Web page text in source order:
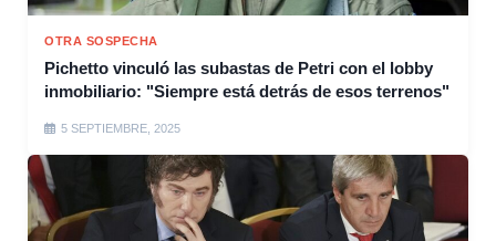
OTRA SOSPECHA
Pichetto vinculó las subastas de Petri con el lobby
inmobiliario: "Siempre está detrás de esos terrenos"
5 SEPTIEMBRE, 2025